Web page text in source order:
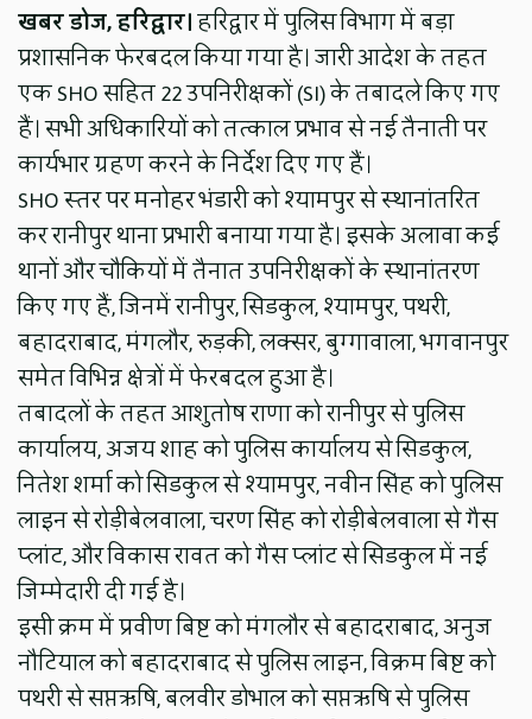
खबर डोज, हरिद्वार।हरिद्वार में पुलिस विभाग में बड़ा
प्रशासनिक फेरबदल किया गया है। जारी आदेश के तहत
एक SHO सहित 22 उपनिरीक्षकों (SI) के तबादले किए गए
हैं। सभी अधिकारियों को तत्काल प्रभाव से नई तैनाती पर
कार्यभार ग्रहण करने के निर्देश दिए गए हैं।
SHO स्तर पर मनोहर भंडारी को श्यामपुर से स्थानांतरित
कर रानीपुर थाना प्रभारी बनाया गया है। इसके अलावा कई
थानों और चौकियों में तैनात उपनिरीक्षकों के स्थानांतरण
किए गए हैं, जिनमें रानीपुर, सिडकुल, श्यामपुर, पथरी,
बहादराबाद, मंगलौर, रुड़की, लक्सर, बुग्गावाला, भगवानपुर
समेत विभिन्न क्षेत्रों में फेरबदल हुआ है।
तबादलों के तहत आशुतोष राणा को रानीपुर से पुलिस
कार्यालय, अजय शाह को पुलिस कार्यालय से सिडकुल,
नितेश शर्मा को सिडकुल से श्यामपुर, नवीन सिंह को पुलिस
लाइन से रोड़ीबेलवाला, चरण सिंह को रोड़ीबेलवाला से गैस
प्लांट, और विकास रावत को गैस प्लांट से सिडकुल में नई
जिम्मेदारी दी गई है।
इसी क्रम में प्रवीण बिष्ट को मंगलौर से बहादराबाद, अनुज
नौटियाल को बहादराबाद से पुलिस लाइन, विक्रम बिष्ट को
पथरी से सप्तऋषि, बलवीर डोभाल को सप्तऋषि से पुलिस